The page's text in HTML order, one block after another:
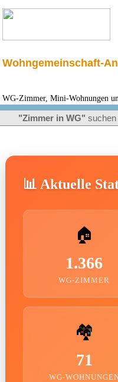
Wohngemeinschaft-
WG-Zimmer, Mini-Wohnungen
"Zimmer in WG" suchen
📊 Aktuelle
🏠
1.366
WG-ZIMMER
🏘️
71
WG-